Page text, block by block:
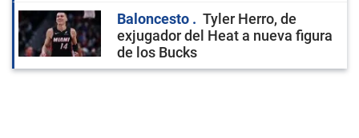
Baloncesto
Tyler Herro, de
exjugador del Heat a nueva figura
de los Bucks